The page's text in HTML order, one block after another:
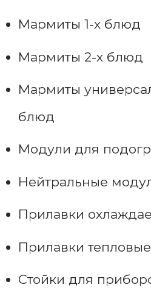
Мармиты 1-х блюд
Мармиты 2-х блюд
Мармиты
блюд
Модули для
Нейтральные
Прилавки
Прилавки тепловые
Стойки для